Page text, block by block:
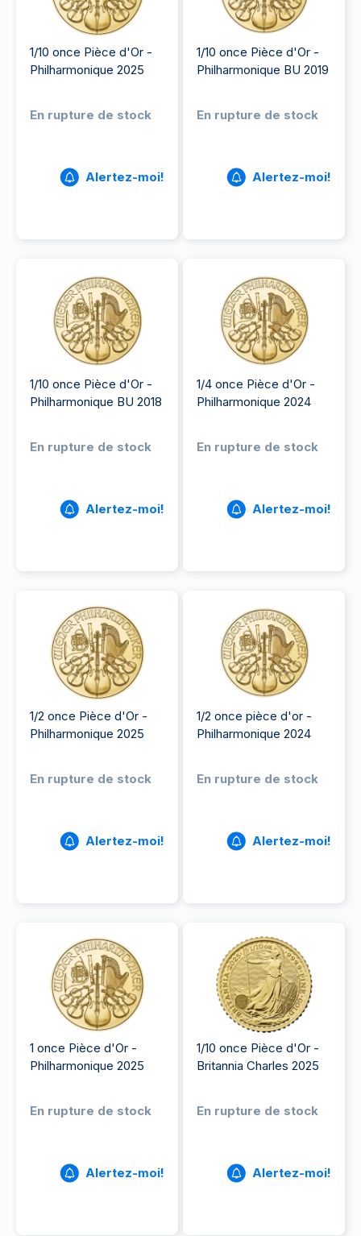
1/10 once Pièce d'Or -
Philharmonique 2025
En rupture de stock
Alertez-moi!
1/10 once Pièce d'Or -
Philharmonique BU 2019
En rupture de stock
Alertez-moi!
1/10 once Pièce d'Or -
Philharmonique BU 2018
En rupture de stock
Alertez-moi!
1/4 once Pièce d'Or -
Philharmonique 2024
En rupture de stock
Alertez-moi!
1/2 once Pièce d'Or -
Philharmonique 2025
En rupture de stock
Alertez-moi!
1/2 once pièce d'or -
Philharmonique 2024
En rupture de stock
Alertez-moi!
1 once Pièce d'Or -
Philharmonique 2025
En rupture de stock
Alertez-moi!
1/10 once Pièce d'Or -
Britannia Charles 2025
En rupture de stock
Alertez-moi!